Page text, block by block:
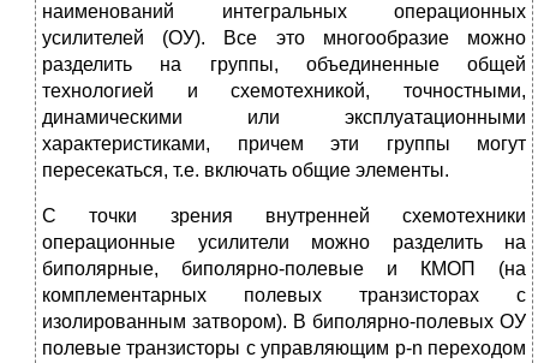
наименований интегральных операционных
усилителей (ОУ). Все это многообразие можно
разделить на группы, объединенные общей
технологией и схемотехникой, точностными,
динамическими или эксплуатационными
характеристиками, причем эти группы могут
пересекаться, т.е. включать общие элементы.
С точки зрения внутренней схемотехники
операционные усилители можно разделить на
биполярные, биполярно-полевые и КМОП (на
комплементарных полевых транзисторах с
изолированным затвором). В биполярно-полевых ОУ
полевые транзисторы с управляющим p-n переходом